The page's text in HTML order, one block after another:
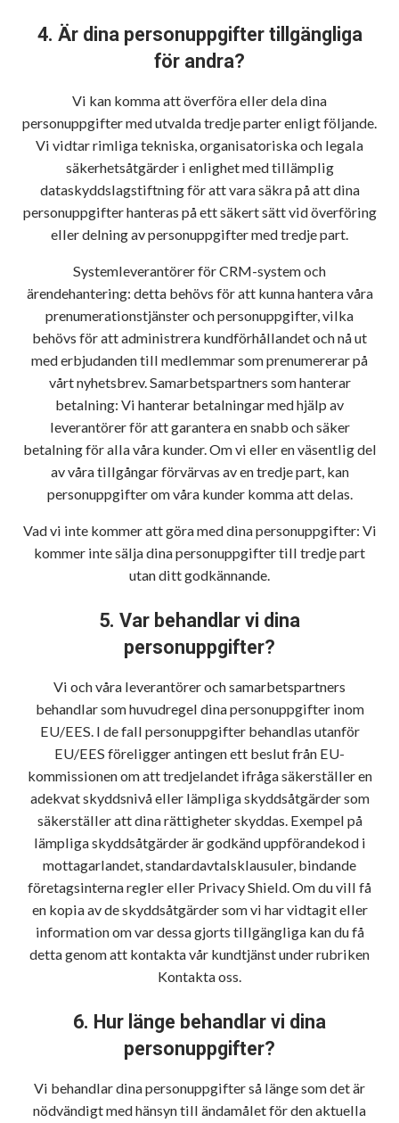
4. Är dina personuppgifter tillgängliga
för andra?
Vi kan komma att överföra eller dela dina
personuppgifter med utvalda tredje parter enligt följande.
Vi vidtar rimliga tekniska, organisatoriska och legala
säkerhetsåtgärder i enlighet med tillämplig
dataskyddslagstiftning för att vara säkra på att dina
personuppgifter hanteras på ett säkert sätt vid överföring
eller delning av personuppgifter med tredje part.
Systemleverantörer för CRM-system och
ärendehantering: detta behövs för att kunna hantera våra
prenumerationstjänster och personuppgifter, vilka
behövs för att administrera kundförhållandet och nå ut
med erbjudanden till medlemmar som prenumererar på
vårt nyhetsbrev. Samarbetspartners som hanterar
betalning: Vi hanterar betalningar med hjälp av
leverantörer för att garantera en snabb och säker
betalning för alla våra kunder. Om vi eller en väsentlig del
av våra tillgångar förvärvas av en tredje part, kan
personuppgifter om våra kunder komma att delas.
Vad vi inte kommer att göra med dina personuppgifter: Vi
kommer inte sälja dina personuppgifter till tredje part
utan ditt godkännande.
5. Var behandlar vi dina
personuppgifter?
Vi och våra leverantörer och samarbetspartners
behandlar som huvudregel dina personuppgifter inom
EU/EES. I de fall personuppgifter behandlas utanför
EU/EES föreligger antingen ett beslut från EU-
kommissionen om att tredjelandet ifråga säkerställer en
adekvat skyddsnivå eller lämpliga skyddsåtgärder som
säkerställer att dina rättigheter skyddas. Exempel på
lämpliga skyddsåtgärder är godkänd uppförandekod i
mottagarlandet, standardavtalsklausuler, bindande
företagsinterna regler eller Privacy Shield. Om du vill få
en kopia av de skyddsåtgärder som vi har vidtagit eller
information om var dessa gjorts tillgängliga kan du få
detta genom att kontakta vår kundtjänst under rubriken
Kontakta oss.
6. Hur länge behandlar vi dina
personuppgifter?
Vi behandlar dina personuppgifter så länge som det är
nödvändigt med hänsyn till ändamålet för den aktuella